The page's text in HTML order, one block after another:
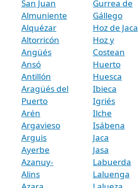
San Juan
Almuniente
Alquézar
Altorricón
Angüés
Ansó
Antillón
Aragüés del
Puerto
Arén
Argavieso
Arguis
Ayerbe
Azanuy-
Alins
Gurrea de
Gállego
Hoz de Jaca
Hoz y
Costean
Huerto
Huesca
Ibieca
Igriés
Ilche
Isábena
Jaca
Jasa
Labuerda
Laluenga